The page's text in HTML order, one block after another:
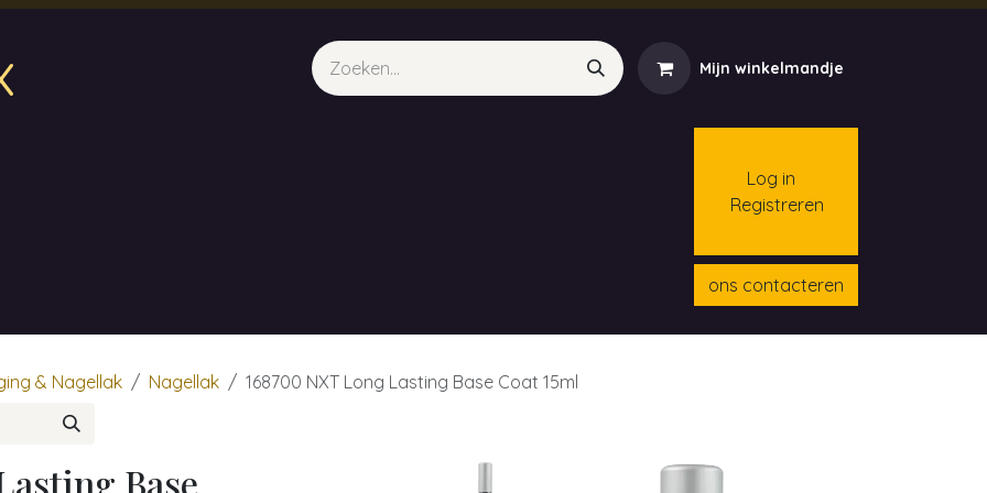
Mijn winkelmandje
Log in
Registreren
ons contacteren
& Nagellak Nagellak 168700 NXT Long Lasting Base Coat 15ml
Base